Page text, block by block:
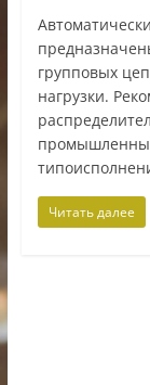
групповых
нагрузки.
Читать далее